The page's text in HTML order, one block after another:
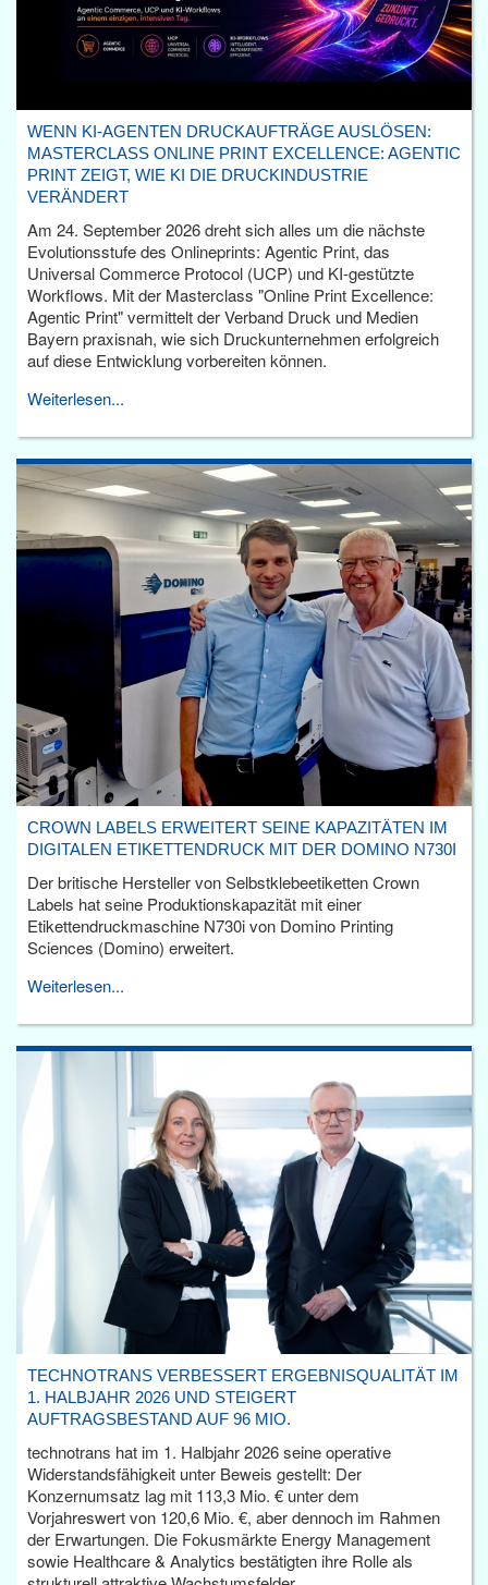
WENN KI-AGENTEN DRUCKAUFTRÄGE AUSLÖSEN:
MASTERCLASS ONLINE PRINT EXCELLENCE: AGENTIC
PRINT ZEIGT, WIE KI DIE DRUCKINDUSTRIE
VERÄNDERT
Am 24. September 2026 dreht sich alles um die nächste
Evolutionsstufe des Onlineprints: Agentic Print, das
Universal Commerce Protocol (UCP) und KI-gestützte
Workflows. Mit der Masterclass "Online Print Excellence:
Agentic Print" vermittelt der Verband Druck und Medien
Bayern praxisnah, wie sich Druckunternehmen erfolgreich
auf diese Entwicklung vorbereiten können.
Weiterlesen...
CROWN LABELS ERWEITERT SEINE KAPAZITÄTEN IM
DIGITALEN ETIKETTENDRUCK MIT DER DOMINO N730I
Der britische Hersteller von Selbstklebeetiketten Crown
Labels hat seine Produktionskapazität mit einer
Etikettendruckmaschine N730i von Domino Printing
Sciences (Domino) erweitert.
Weiterlesen...
TECHNOTRANS VERBESSERT ERGEBNISQUALITÄT IM
1. HALBJAHR 2026 UND STEIGERT
AUFTRAGSBESTAND AUF 96 MIO.
technotrans hat im 1. Halbjahr 2026 seine operative
Widerstandsfähigkeit unter Beweis gestellt: Der
Konzernumsatz lag mit 113,3 Mio. € unter dem
Vorjahreswert von 120,6 Mio. €, aber dennoch im Rahmen
der Erwartungen. Die Fokusmärkte Energy Management
sowie Healthcare & Analytics bestätigten ihre Rolle als